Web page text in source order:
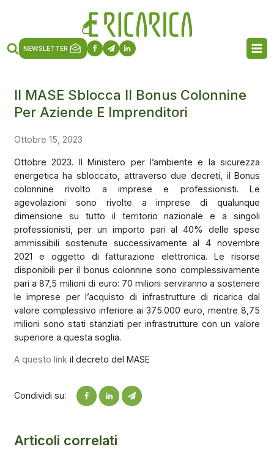
NEWSLETTER
Il MASE Sblocca Il Bonus Colonnine
Per Aziende E Imprenditori
Ottobre 15, 2023
Ottobre 2023. Il Ministero per l’ambiente e la sicurezza
energetica ha sbloccato, attraverso due decreti, il Bonus
colonnine rivolto a imprese e professionisti. Le
agevolazioni sono rivolte a imprese di qualunque
dimensione su tutto il territorio nazionale e a singoli
professionisti, per un importo pari al 40% delle spese
ammissibili sostenute successivamente al 4 novembre
2021 e oggetto di fatturazione elettronica. Le risorse
disponibili per il bonus colonnine sono complessivamente
pari a 87,5 milioni di euro: 70 milioni serviranno a sostenere
le imprese per l’acquisto di infrastrutture di ricarica dal
valore complessivo inferiore ai 375.000 euro, mentre 8,75
milioni sono stati stanziati per infrastrutture con un valore
superiore a questa soglia.
A questo link il decreto del MASE
Condividi su:
Articoli correlati